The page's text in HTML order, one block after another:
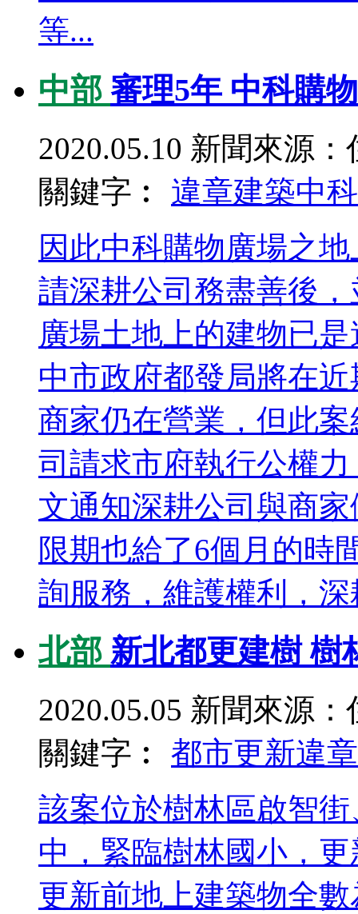
等...
中部 審理5年 中科購
2020.05.10 新聞來源：
關鍵字︰ 違章建築中
因此中科購物廣場之
請深耕公司務盡善後
廣場土地上的建物已
中市政府都發局將在
商家仍在營業，但此
司請求市府執行公權
文通知深耕公司與商
限期也給了6個月的時
詢服務，維護權利，
北部 新北都更建樹 樹
2020.05.05 新聞來源：
關鍵字︰ 都市更新違
該案位於樹林區啟智
中，緊臨樹林國小，
更新前地上建築物全